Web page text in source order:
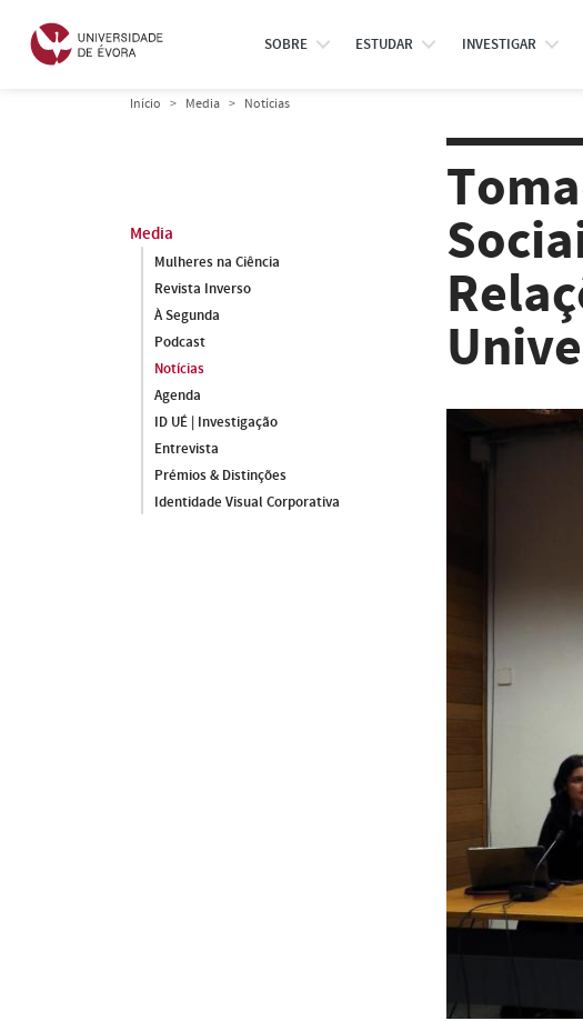
SOBRE ESTUDAR INVESTIGAR
Início Media Notícias
Media
Mulheres na Ciência
Revista Inverso
À Segunda
Podcast
Notícias
Agenda
ID UÉ | Investigação
Entrevista
Prémios & Distinções
Identidade Visual Corporativa